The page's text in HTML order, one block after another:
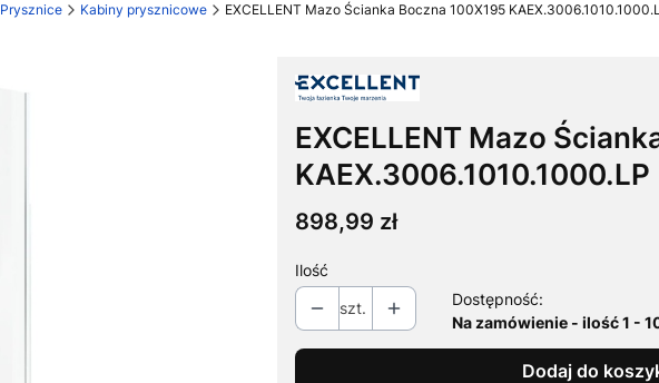
Prysznice Kabiny prysznicowe EXCELLENT Mazo Ścianka Boczna 100X195
EXCELLENT Mazo
KAEX.3006.1010.1000.LP
Cena
898,99 zł
Ilość
szt.
Dostępność:
Na zamówienie - ilość 1 -
Dodaj do